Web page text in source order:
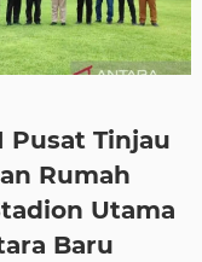
Pusat Tinjau
Rumah
Utama
Baru